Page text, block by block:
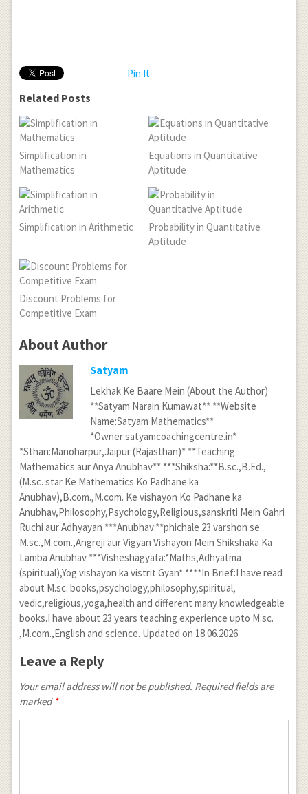
Pin It
Related Posts
Simplification in
Mathematics
Equations in Quantitative
Aptitude
Simplification in Arithmetic
Probability in Quantitative
Aptitude
Discount Problems for
Competitive Exam
About Author
Satyam
Lekhak Ke Baare Mein (About the Author)
**Satyam Narain Kumawat** **Website
Name:Satyam Mathematics**
*Owner:satyamcoachingcentre.in*
*Sthan:Manoharpur,Jaipur (Rajasthan)* **Teaching
Mathematics aur Anya Anubhav** ***Shiksha:**B.sc.,B.Ed.,
(M.sc. star Ke Mathematics Ko Padhane ka
Anubhav),B.com.,M.com. Ke vishayon Ko Padhane ka
Anubhav,Philosophy,Psychology,Religious,sanskriti Mein Gahri
Ruchi aur Adhyayan ***Anubhav:**phichale 23 varshon se
M.sc.,M.com.,Angreji aur Vigyan Vishayon Mein Shikshaka Ka
Lamba Anubhav ***Visheshagyata:*Maths,Adhyatma
(spiritual),Yog vishayon ka vistrit Gyan* ****In Brief:I have read
about M.sc. books,psychology,philosophy,spiritual,
vedic,religious,yoga,health and different many knowledgeable
books.I have about 23 years teaching experience upto M.sc.
,M.com.,English and science. Updated on 18.06.2026
Leave a Reply
Your email address will not be published. Required fields are
marked *